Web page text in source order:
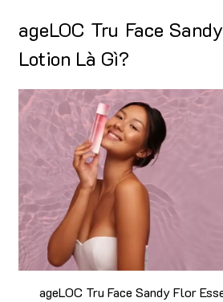
ageLOC Tru Face
Lotion Là Gì?
ageLOC Tru Face Sandy Flor